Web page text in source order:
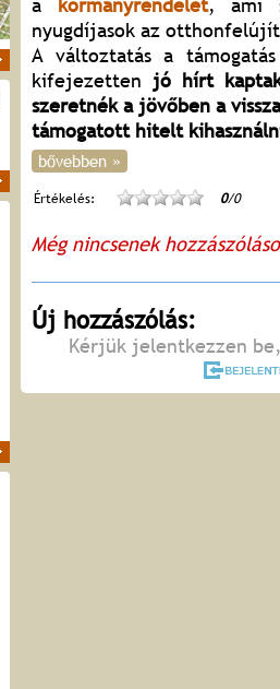
a kormányrendelet, ami
nyugdíjasok az
A változtatás a
kifejezetten jó hírt
szeretnék a jövőben a
támogatott hitelt
bővebben »
Értékelés: 0/0
Még nincsenek
Új hozzászólás:
Kérjük jelentkezzen